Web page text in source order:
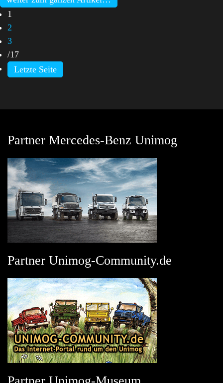
1
2
3
/17
Letzte Seite
Partner Mercedes-Benz Unimog
Partner Unimog-Community.de